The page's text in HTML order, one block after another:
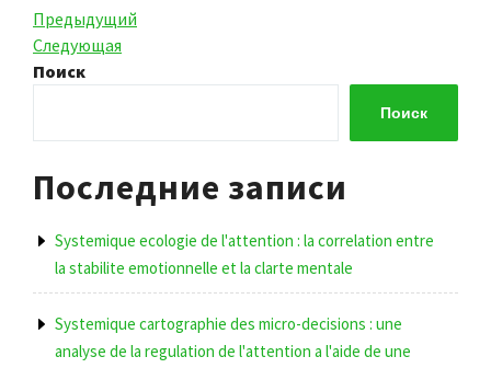
Навигация
по
записям
Предыдущая
запись
Предыдущий
Следующая
запись
Следующая
Поиск
Поиск
Последние записи
Systemique ecologie de l'attention : la correlation entre
la stabilite emotionnelle et la clarte mentale
Systemique cartographie des micro-decisions : une
analyse de la regulation de l'attention a l'aide de une